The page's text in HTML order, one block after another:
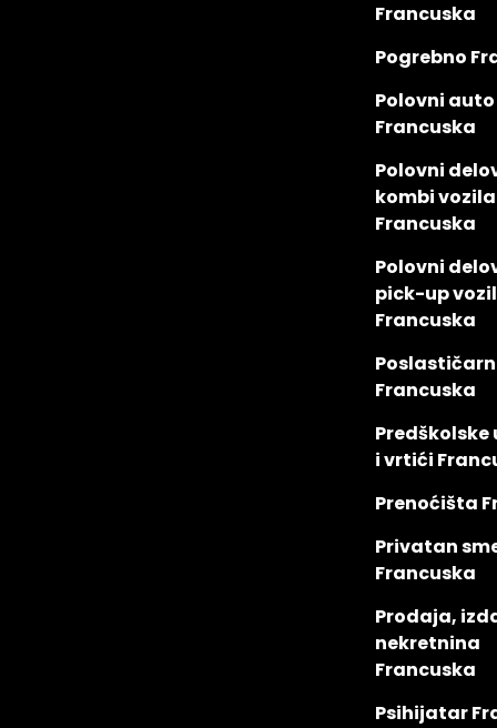
Francuska
Pogrebno
Polovni
Francuska
Polovni
kombi vozila
Francuska
Polovni
pick-up
Francuska
Francuska
i vrtići
Prenoćišta
Privatan
Francuska
Prodaja,
nekretnina
Francuska
Psihijatar